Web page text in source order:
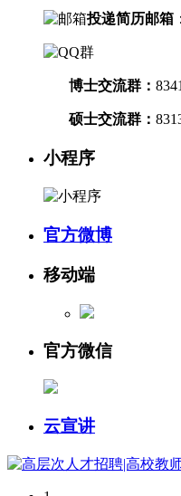
投递简历邮箱 ：
博士交流群 ：
硕士交流群：
小程序
官方微博
移动端
官方微信
云宣讲